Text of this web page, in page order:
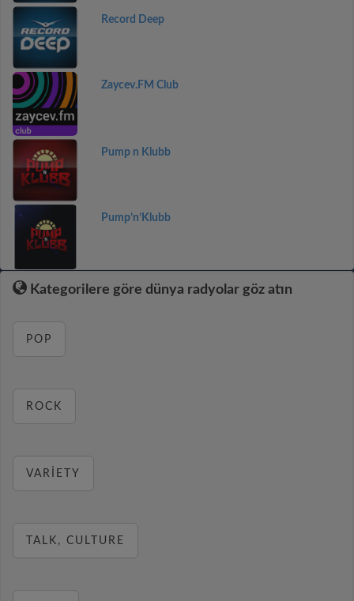
Record Deep
Zaycev.FM Club
Pump n Klubb
Pump’n’Klubb
Kategorilere göre dünya radyolar göz atın
POP
ROCK
VARIETY
TALK, CULTURE